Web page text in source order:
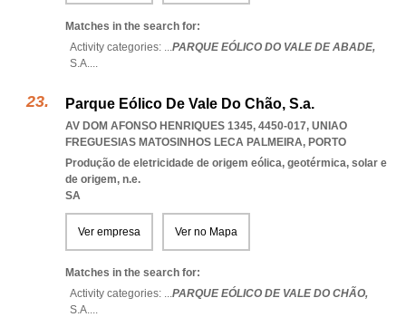
Matches in the search for:
Activity categories: ...PARQUE EÓLICO DO VALE DE ABADE,
S.A....
Parque Eólico De Vale Do Chão, S.a.
AV DOM AFONSO HENRIQUES 1345, 4450-017, UNIAO
FREGUESIAS MATOSINHOS LECA PALMEIRA, PORTO
Produção de eletricidade de origem eólica, geotérmica, solar e
de origem, n.e.
SA
Ver empresa Ver no Mapa
Matches in the search for:
Activity categories: ...PARQUE EÓLICO DE VALE DO CHÃO,
S.A....